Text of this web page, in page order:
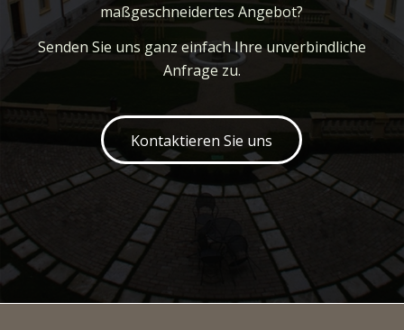
maßgeschneidertes Angebot?
Senden Sie uns ganz einfach Ihre unverbindliche
Anfrage zu.
Kontaktieren Sie uns